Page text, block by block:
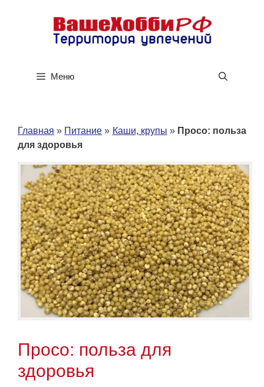
содержимому
Меню
Главная » Питание » Каши, крупы » Просо: польза
для здоровья
Просо: польза для
здоровья